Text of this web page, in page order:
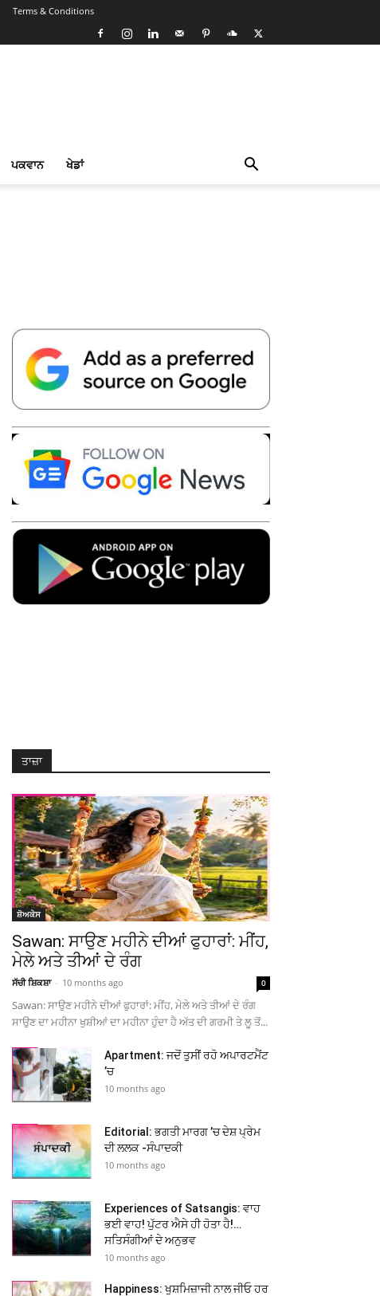
Terms & Conditions
ਪਕਵਾਨ ਖੇਡਾਂ
Telegram Copy URL
ਤਾਜ਼ਾ
ਸ਼ੋਅਕੇਸ
Sawan: ਸਾਉਣ ਮਹੀਨੇ ਦੀਆਂ ਫੁਹਾਰਾਂ: ਮੀਂਹ,
ਮੇਲੇ ਅਤੇ ਤੀਆਂ ਦੇ ਰੰਗ
ਸੱਚੀ ਸ਼ਿਕਸ਼ਾ - 10 months ago 0
Sawan: ਸਾਉਣ ਮਹੀਨੇ ਦੀਆਂ ਫੁਹਾਰਾਂ: ਮੀਂਹ, ਮੇਲੇ ਅਤੇ ਤੀਆਂ ਦੇ ਰੰਗ
ਸਾਉਣ ਦਾ ਮਹੀਨਾ ਖੁਸ਼ੀਆਂ ਦਾ ਮਹੀਨਾ ਹੁੰਦਾ ਹੈ ਅੱਤ ਦੀ ਗਰਮੀ ਤੇ ਲੂ ਤੋਂ...
Apartment: ਜਦੋਂ ਤੁਸੀਂ ਰਹੋ ਅਪਾਰਟਮੈਂਟ
’ਚ
10 months ago
Editorial: ਭਗਤੀ ਮਾਰਗ ’ਚ ਦੇਸ਼ ਪ੍ਰੇਮ
ਦੀ ਲਲਕ -ਸੰਪਾਦਕੀ
10 months ago
Experiences of Satsangis: ਵਾਹ
ਭਈ ਵਾਹ! ਪੁੱਟਰ ਐਸੇ ਹੀ ਹੋਤਾ ਹੈ!…
ਸਤਿਸੰਗੀਆਂ ਦੇ ਅਨੁਭਵ
10 months ago
Happiness: ਖੁਸ਼ਮਿਜ਼ਾਜੀ ਨਾਲ ਜੀਓ ਹਰ